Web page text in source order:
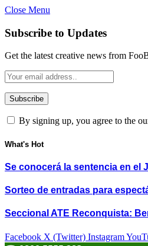
Close Menu
Subscribe to Updates
Get the latest creative news from
By signing up, you agree to the
What's Hot
Se conocerá la sentencia en el
Sorteo de entradas para
Seccional ATE Reconquista:
Facebook X (Twitter) Instagram